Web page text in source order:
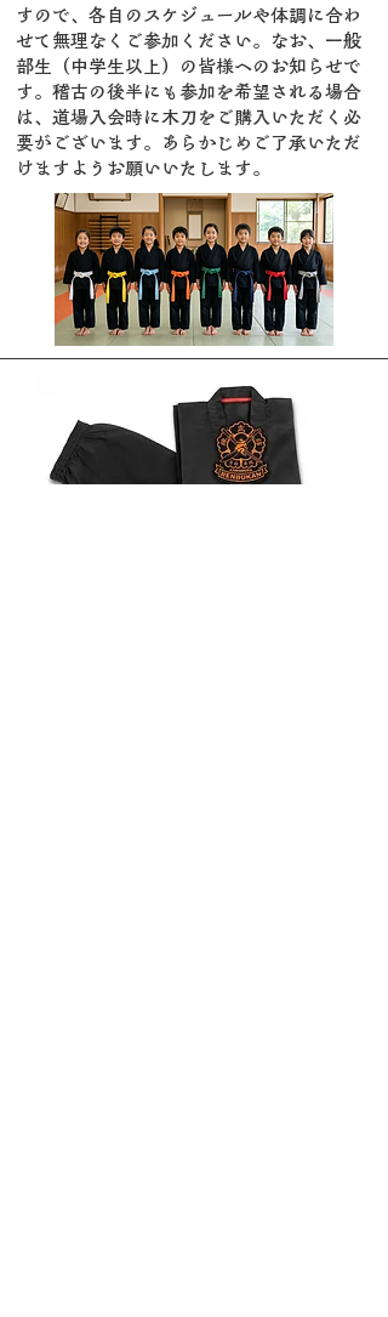
すので、各自のスケジュールや体調に合わ
せて無理なくご参加ください。なお、一般
部生（中学生以上）の皆様へのお知らせで
す。稽古の後半にも参加を希望される場合
は、道場入会時に木刀をご購入いただく必
要がございます。あらかじめご了承いただ
けますようお願いいたします。